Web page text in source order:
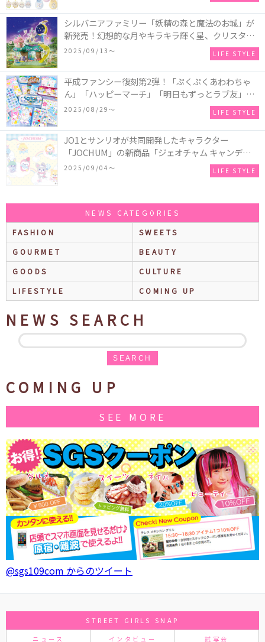
シルバニアファミリー「妖精の森と魔法のお城」が
新発売！幻想的な月やキラキラ輝く星、クリスタル
などの装飾がお城を彩る♡
2025/09/13〜 LIFE STYLE
平成ファンシー復刻第2弾！「ぷくぷくあわわちゃ
ん」「ハッピーマーチ」「明日もずっとラブ友」な
どの「カンペンケース」や「遊べるメモ帳」が発売
2025/08/29〜 LIFE STYLE
JO1とサンリオが共同開発したキャラクター
「JOCHUM」の新商品「ジェオチャム キャンディデ
ザインシリーズ」が発売！一部店舗限定で特別装飾
2025/09/04〜 LIFE STYLE
NEWS CATEGORIES
FASHION
SWEETS
GOURMET
BEAUTY
GOODS
CULTURE
LIFESTYLE
COMING UP
NEWS SEARCH
SEARCH
COMING UP
SEE MORE
@sgs109com からのツイート
STREET GIRLS SNAP
ニュース インタビュー 試写会